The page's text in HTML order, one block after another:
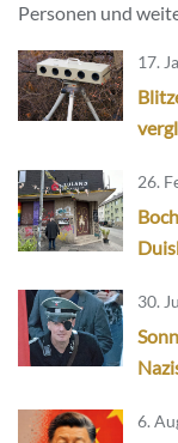
Personen und
17.
26.
30.
6.